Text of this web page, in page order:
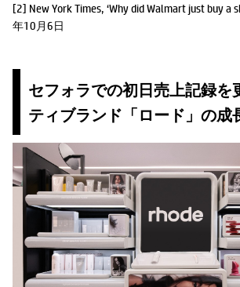
[2] New York Times, ‘Why did Walmart just buy a
年10月6日
セフォラでの初日売上記録を
ティブランド「ロード」の成